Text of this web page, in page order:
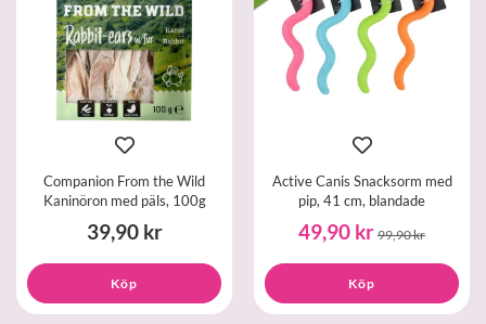
Companion From the Wild
Kaninöron med päls, 100g
39,90 kr
Köp
Active Canis Snacksorm med
pip, 41 cm, blandade
49,90 kr 99,90 kr
Köp